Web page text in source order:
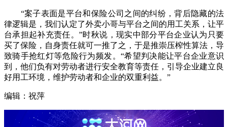
“案子表面是平台和保险公司之间的纠纷，背后隐藏的法
律逻辑是，我们认定了外卖小哥与平台之间的用工关系，让平
台承担起补充责任。”时秋说，现实中部分平台企业认为只要
买了保险，自身责任就可一推了之，于是推崇压榨性算法，导
致骑手抢红灯等危险行为频发。“希望判决能让平台企业意识
到，他们负有对劳动者进行安全教育等责任，引导企业建立良
好用工环境，维护劳动者和企业的双重利益。”
编辑：祝萍